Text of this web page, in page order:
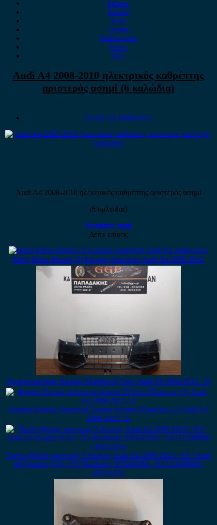
Subaru
Suzuki
Tesla
Toyota
Volkswagen
Volvo
Xev
Audi A4 2008-2010 ηλεκτρικός καθρέπτης
αριστερός ασημί (6 καλώδια)
AUDI A4 2008-2015
Audi A4 2008-2010 ηλεκτρικός καθρέπτης αριστερός ασημί
(6 καλώδια)
Ρωτήστε τιμή
Δείτε επίσης
Βάση Κάτω Φανού (2) Εμπρός Αριστερή Audi A4 2008-2012
Προφυλακτήρας Εμπρός Προβολείς Γκρι Audi A4 2008-2012 / Θ
Φανάρι Εμπρός Αριστερό Xenon Έξυπνο Πλακέτες (2) Audi A4
2008-2012 / Ε
Τιμόνι (βολάν τιμονιού) 3 Ακτίνες Audi A4 2008-2012 / A5 / Audi
A6 Quattro (C6) / Q5 (Κωδικός: 8T0419091 / 61711340B00 /
4F0124A)